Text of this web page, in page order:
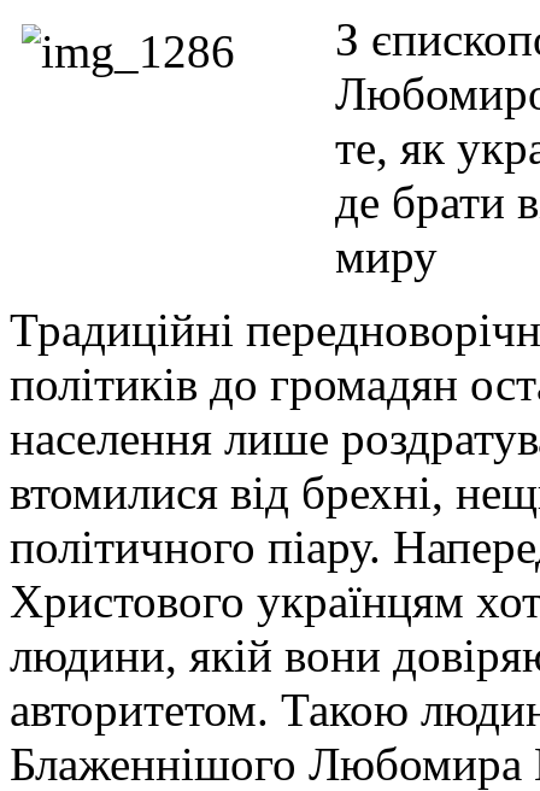
З
те, як
де брати
миру
Традиційні
політиків до громадян
населення лише
втомилися від брехні,
політичного піару.
Христового українцям
людини, якій вони
авторитетом. Такою
Блаженнішого Любомира